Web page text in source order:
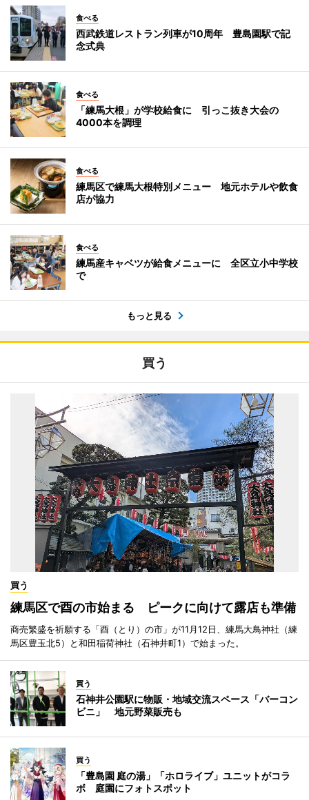
食べる
西武鉄道レストラン列車が10周年 豊島園駅で記
念式典
食べる
「練馬大根」が学校給食に 引っこ抜き大会の
4000本を調理
食べる
練馬区で練馬大根特別メニュー 地元ホテルや飲食
店が協力
食べる
練馬産キャベツが給食メニューに 全区立小中学校
で
もっと見る
買う
買う
練馬区で酉の市始まる ピークに向けて露店も準備
商売繁盛を祈願する「酉（とり）の市」が11月12日、練馬大鳥神社（練
馬区豊玉北5）と和田稲荷神社（石神井町1）で始まった。
買う
石神井公園駅に物販・地域交流スペース「バーコン
ビニ」 地元野菜販売も
買う
「豊島園 庭の湯」「ホロライブ」ユニットがコラ
ボ 庭園にフォトスポット